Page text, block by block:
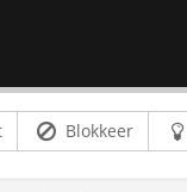
Blokkeer